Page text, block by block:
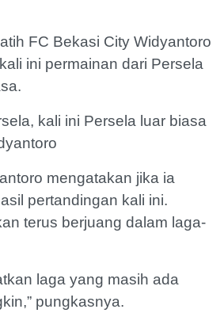
FC Bekasi City Widyantoro
ini permainan dari Persela
kali ini Persela luar biasa
mengatakan jika ia
pertandingan kali ini.
terus berjuang dalam laga-
laga yang masih ada
pungkasnya.